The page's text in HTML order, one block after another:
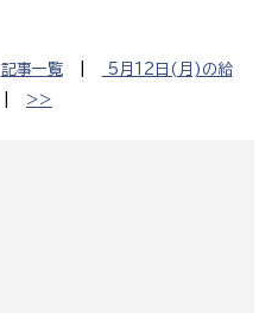
記事一覧|
5月12日(月)の給
>>